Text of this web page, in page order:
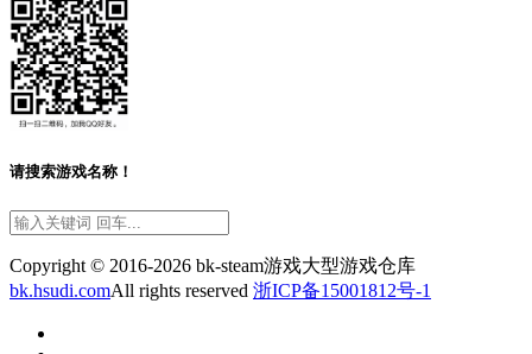
请搜索游戏名称！
Copyright © 2016-2026 bk-steam游戏大型游戏仓库
bk.hsudi.comAll rights reserved 浙ICP备15001812号-1